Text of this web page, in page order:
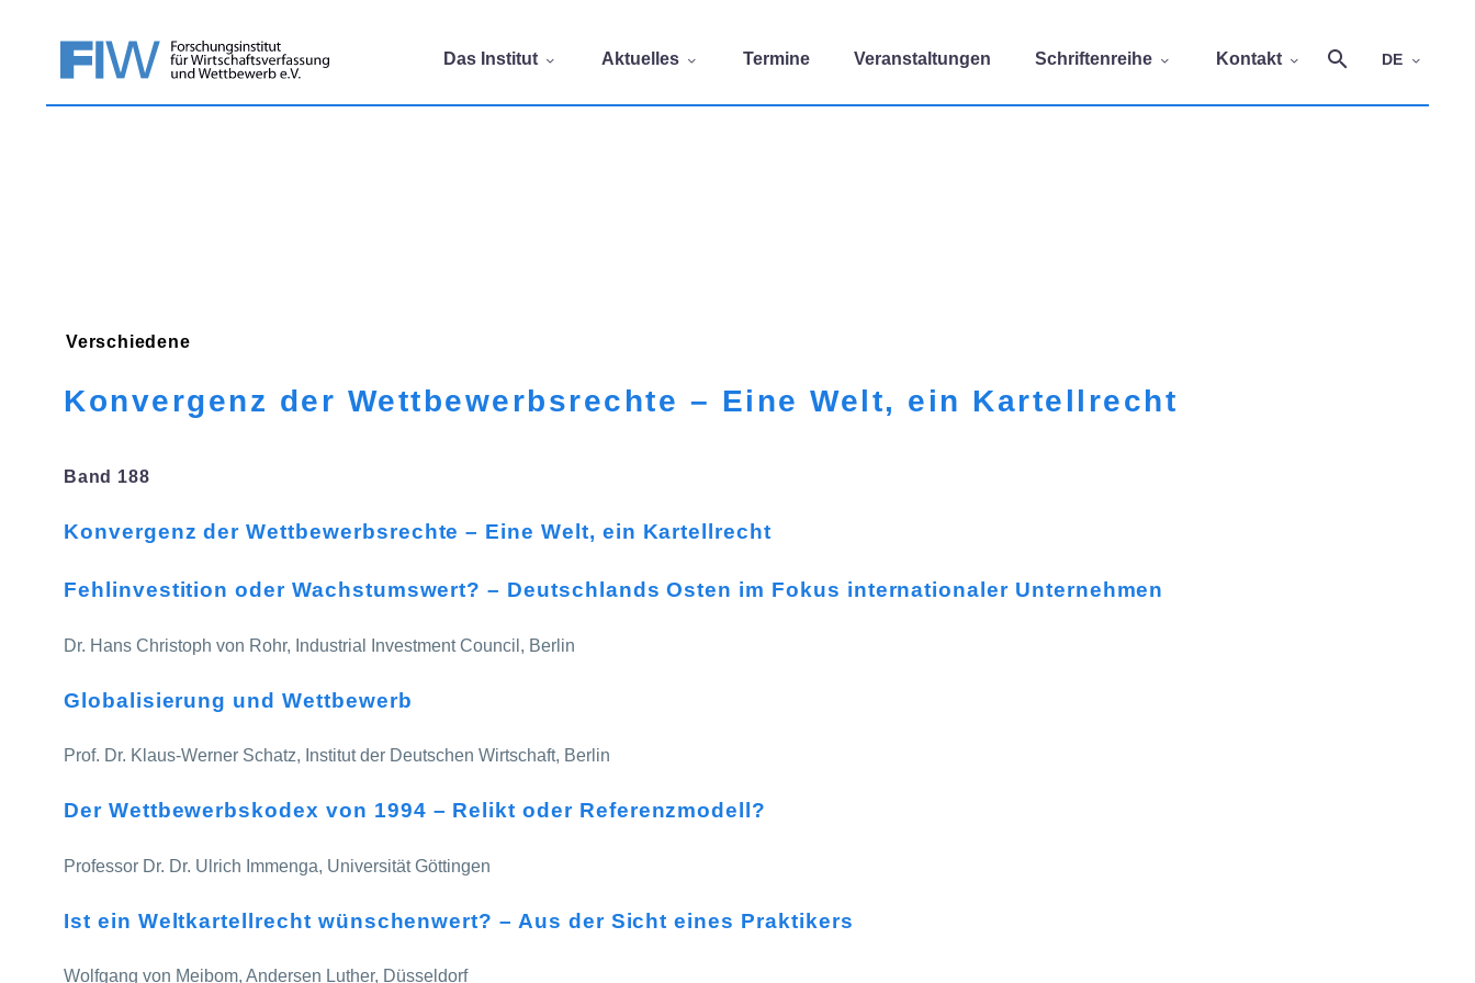
Das Institut Aktuelles Termine Veranstaltungen Schriftenreihe Kontakt DE
Verschiedene
Konvergenz der Wettbewerbsrechte – Eine Welt, ein Kartellrecht
Band 188
Konvergenz der Wettbewerbsrechte – Eine Welt, ein Kartellrecht
Fehlinvestition oder Wachstumswert? – Deutschlands Osten im Fokus internationaler Unternehmen
Dr. Hans Christoph von Rohr, Industrial Investment Council, Berlin
Globalisierung und Wettbewerb
Prof. Dr. Klaus-Werner Schatz, Institut der Deutschen Wirtschaft, Berlin
Der Wettbewerbskodex von 1994 – Relikt oder Referenzmodell?
Professor Dr. Dr. Ulrich Immenga, Universität Göttingen
Ist ein Weltkartellrecht wünschenwert? – Aus der Sicht eines Praktikers
Wolfgang von Meibom, Andersen Luther, Düsseldorf